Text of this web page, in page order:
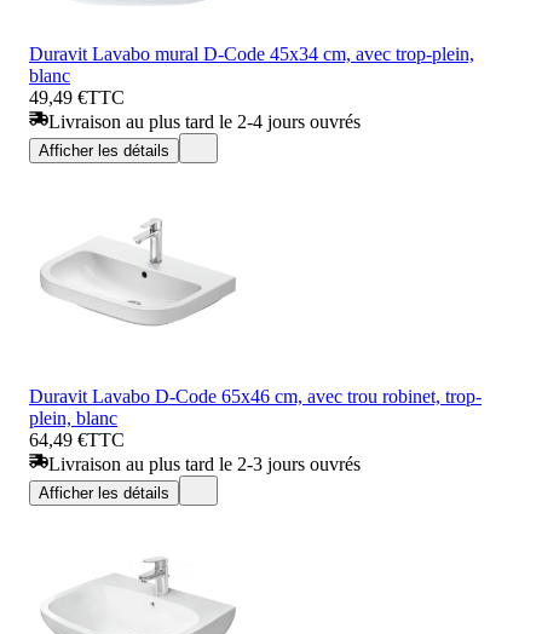
Duravit Lavabo mural D-Code 45x34 cm, avec trop-plein,
blanc
49,49 €TTC
Livraison au plus tard le 2-4 jours ouvrés
Afficher les détails
Duravit Lavabo D-Code 65x46 cm, avec trou robinet, trop-
plein, blanc
64,49 €TTC
Livraison au plus tard le 2-3 jours ouvrés
Afficher les détails